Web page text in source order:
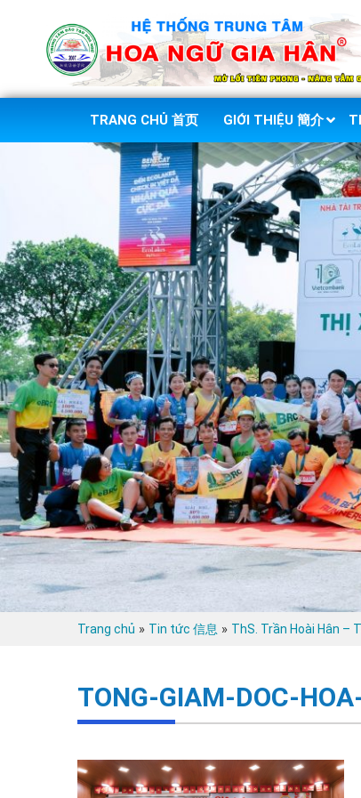
TRANG CHỦ 首页 GIỚI THIỆU 簡介
Trang chủ » Tin tức 信息 » ThS. Trần Hoài Hân –
TONG-GIAM-DOC-